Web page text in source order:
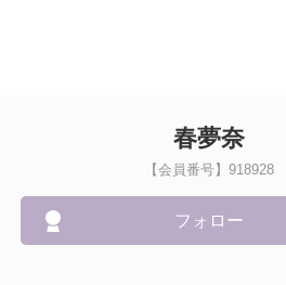
春夢奈
【会員番号】918928
フォロー